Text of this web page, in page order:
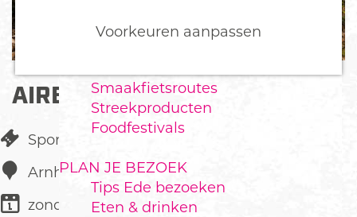
Voorkeuren aanpassen
m
e
p
a
g
e
Wekerom
Smaakfietsroutes
Streekproducten
Foodfestivals
PLAN JE BEZOEK
Tips Ede bezoeken
Eten & drinken
AIRBORNE FREEDOM RUN
Sportevenement
Arnhem
zondag 13 september